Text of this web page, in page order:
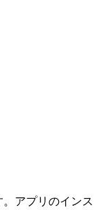
アプリのインス